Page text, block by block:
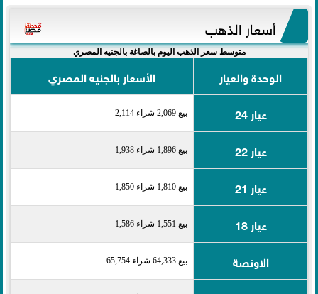
أسعار الذهب
متوسط سعر الذهب اليوم بالصاغة بالجنيه المصري
الوحدة والعيار
الأسعار بالجنيه المصري
عيار 24
بيع 2,069 شراء 2,114
عيار 22 بيع 1,896 شراء 1,938
عيار 21 بيع 1,810 شراء 1,850
عيار 18 بيع 1,551 شراء 1,586
الاونصة بيع 64,333 شراء 65,754